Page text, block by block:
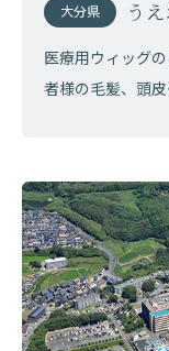
大分県 う
医療用ウィッグ
者様の毛髪、頭皮